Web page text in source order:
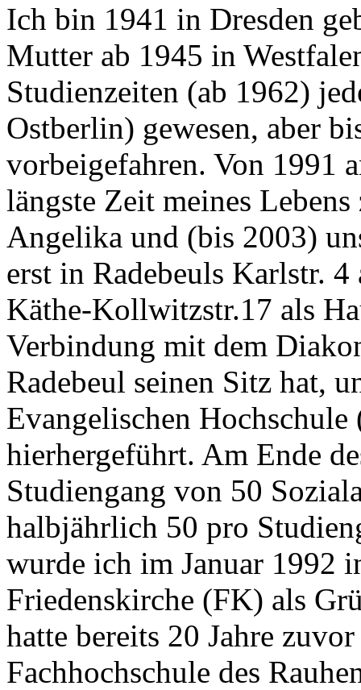
Ich bin 1941 in Dresden
Mutter ab 1945 in
Studienzeiten (ab 1962)
Ostberlin) gewesen, aber
vorbeigefahren. Von 1991
längste Zeit meines
Angelika und (bis 2003)
erst in Radebeuls Karlstr.
Käthe-Kollwitzstr.17 als
Verbindung mit dem
Radebeul seinen Sitz hat,
Evangelischen Hochschule
hierhergeführt. Am Ende
Studiengang von 50
halbjährlich 50 pro
wurde ich im Januar 1992
Friedenskirche (FK) als
hatte bereits 20 Jahre
Fachhochschule des